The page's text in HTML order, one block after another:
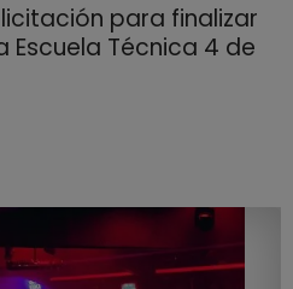
para finalizar
Escuela Técnica 4 de